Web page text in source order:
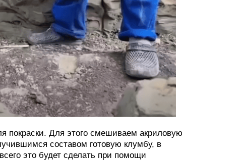
покраски. Для этого смешиваем акриловую
составом готовую клумбу, в
это будет сделать при помощи